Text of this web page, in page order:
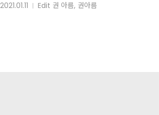
2021.01.11 Edit 권 아름, 권아름